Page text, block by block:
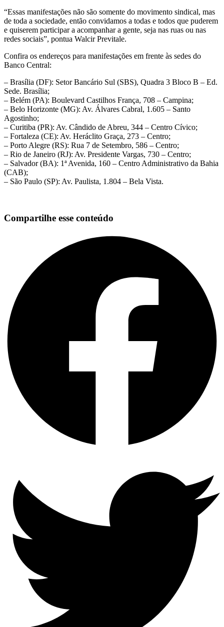
“Essas manifestações não são somente do movimento sindical, mas
de toda a sociedade, então convidamos a todas e todos que puderem
e quiserem participar a acompanhar a gente, seja nas ruas ou nas
redes sociais”, pontua Walcir Previtale.
Confira os endereços para manifestações em frente às sedes do
Banco Central:
– Brasília (DF): Setor Bancário Sul (SBS), Quadra 3 Bloco B – Ed.
Sede. Brasília;
– Belém (PA): Boulevard Castilhos França, 708 – Campina;
– Belo Horizonte (MG): Av. Álvares Cabral, 1.605 – Santo
Agostinho;
– Curitiba (PR): Av. Cândido de Abreu, 344 – Centro Cívico;
– Fortaleza (CE): Av. Heráclito Graça, 273 – Centro;
– Porto Alegre (RS): Rua 7 de Setembro, 586 – Centro;
– Rio de Janeiro (RJ): Av. Presidente Vargas, 730 – Centro;
– Salvador (BA): 1ª Avenida, 160 – Centro Administrativo da Bahia
(CAB);
– São Paulo (SP): Av. Paulista, 1.804 – Bela Vista.
Compartilhe esse conteúdo